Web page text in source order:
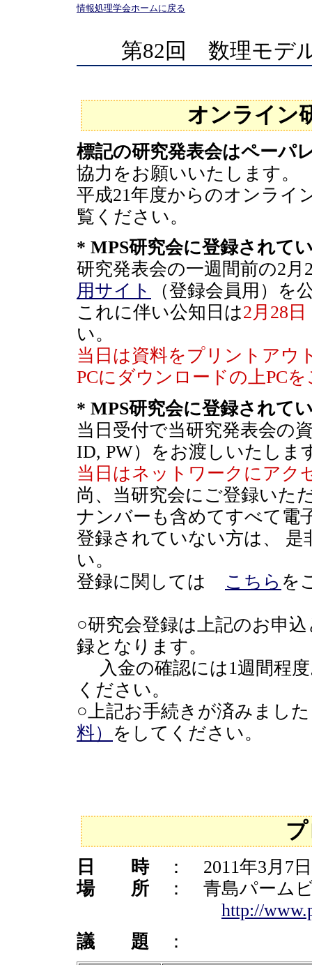
情報処理学会ホームに戻る
第82回 数理モデ
オンライン
標記の研究発表会はペーパ
協力をお願いいたします。
平成21年度からのオンライ
覧ください。
* MPS研究会に登録されて
研究発表会の一週間前の2月
用サイト
（登録会員用）を
これに伴い公知日は2月28
い。
当日は資料をプリントアウ
PCにダウンロードの上PC
* MPS研究会に登録されて
当日受付で当研究発表会の
ID, PW）をお渡しいたしま
当日はネットワークにアク
尚、当研究会にご登録いた
ナンバーも含めてすべて電
登録されていない方は、
い。
登録に関しては
こちら を
○研究会登録は上記のお申
録となります。
入金の確認には1週間程
ください。
○上記お手続きが済みまし
料）
をしてください。
日 時： 2011年3月7日
場 所 ： 青島パーム
http://
議 題
：